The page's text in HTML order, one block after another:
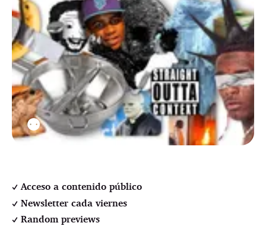
⚉
Acceso a contenido público
Newsletter cada viernes
Random previews